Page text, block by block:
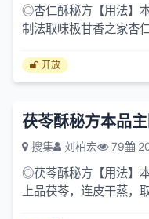
◎杏仁酥秘方【用法】
制法取味极甘香之家杏
酒两石，...
开放
搜集 刘柏宏 79
◎茯苓酥秘方【用法】
上品茯苓，连皮干蒸，